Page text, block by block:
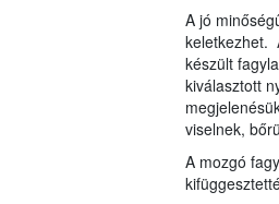
A jó
keletkezhet.
készült
kiválasztott
viselnek,
A mozgó